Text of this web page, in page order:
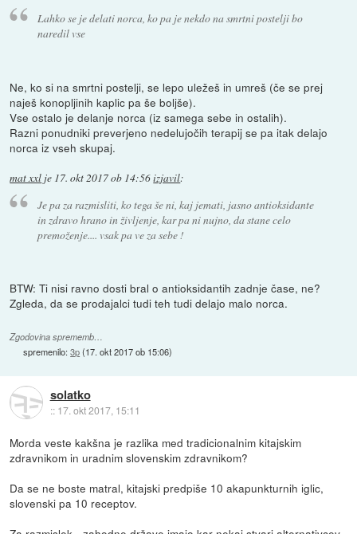
Lahko se je delati norca, ko pa je nekdo na smrtni postelji bo
naredil vse
Ne, ko si na smrtni postelji, se lepo uležeš in umreš (če se prej
naješ konopljinih kaplic pa še boljše).
Vse ostalo je delanje norca (iz samega sebe in ostalih).
Razni ponudniki preverjeno nedelujočih terapij se pa itak delajo
norca iz vseh skupaj.
mat xxl je 17. okt 2017 ob 14:56izjavil:
Je pa za razmisliti, ko tega še ni, kaj jemati, jasno antioksidante
in zdravo hrano in življenje, kar pa ni nujno, da stane celo
premoženje.... vsak pa ve za sebe !
BTW: Ti nisi ravno dosti bral o antioksidantih zadnje čase, ne?
Zgleda, da se prodajalci tudi teh tudi delajo malo norca.
Zgodovina sprememb…
spremenilo:3p(17. okt 2017 ob 15:06)
solatko
:: 17. okt 2017, 15:11
Morda veste kakšna je razlika med tradicionalnim kitajskim
zdravnikom in uradnim slovenskim zdravnikom?
Da se ne boste matral, kitajski predpiše 10 akapunkturnih iglic,
slovenski pa 10 receptov.